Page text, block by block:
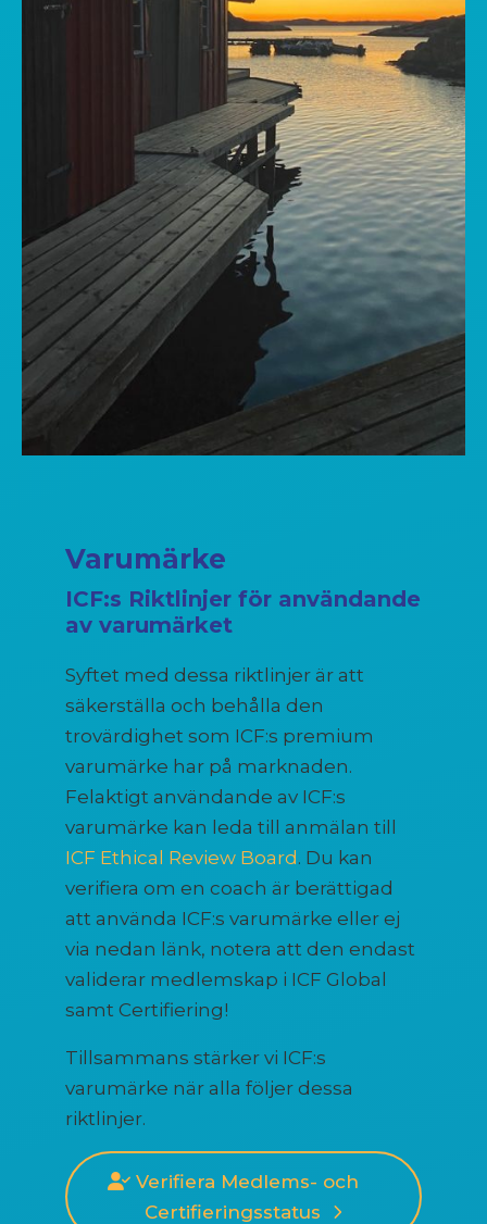
Varumärke
ICF:s Riktlinjer för användande
av varumärket
Syftet med dessa riktlinjer är att
säkerställa och behålla den
trovärdighet som ICF:s premium
varumärke har på marknaden.
Felaktigt användande av ICF:s
varumärke kan leda till anmälan till
ICF Ethical Review Board . Du kan
verifiera om en coach är berättigad
att använda ICF:s varumärke eller ej
via nedan länk, notera att den endast
validerar medlemskap i ICF Global
samt Certifiering!
Tillsammans stärker vi ICF:s
varumärke när alla följer dessa
riktlinjer.
Verifiera Medlems- och
Certifieringsstatus